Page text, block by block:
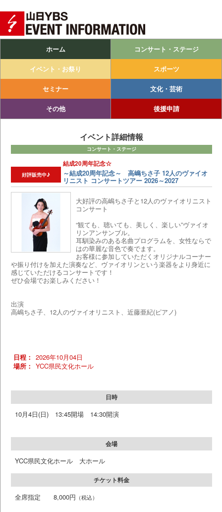
ホーム コンサート・ステージ
イベント・お祭り スポーツ
セミナー 文化・芸術
その他 後援申請
イベント詳細情報
コンサート・ステージ
好評販売中♪
結成20周年記念☆
～結成20周年記念～ 高嶋ちさ子 12人のヴァイオ
リニスト コンサートツアー 2026～2027
大好評の高嶋ちさ子と12人のヴァイオリニスト
コンサート
“観ても、聴いても、美しく、楽しい”ヴァイオ
リンアンサンブル。
耳馴染みのある名曲プログラムを、女性ならで
はの華麗な音色で奏でます。
お客様に参加していただくオリジナルコーナー
や振り付けを加えた演奏など、ヴァイオリンという楽器をより身近に
感じていただけるコンサートです！
ぜひ会場でお楽しみください！
出演
高嶋ちさ子、12人のヴァイオリニスト、近藤亜紀(ピアノ)
日程： 2026年10月04日
場所： YCC県民文化ホール
日時
10月4日(日)13:45開場 14:30開演
会場
YCC県民文化ホール 大ホール
チケット料金
全席指定 8,000円 （税込）